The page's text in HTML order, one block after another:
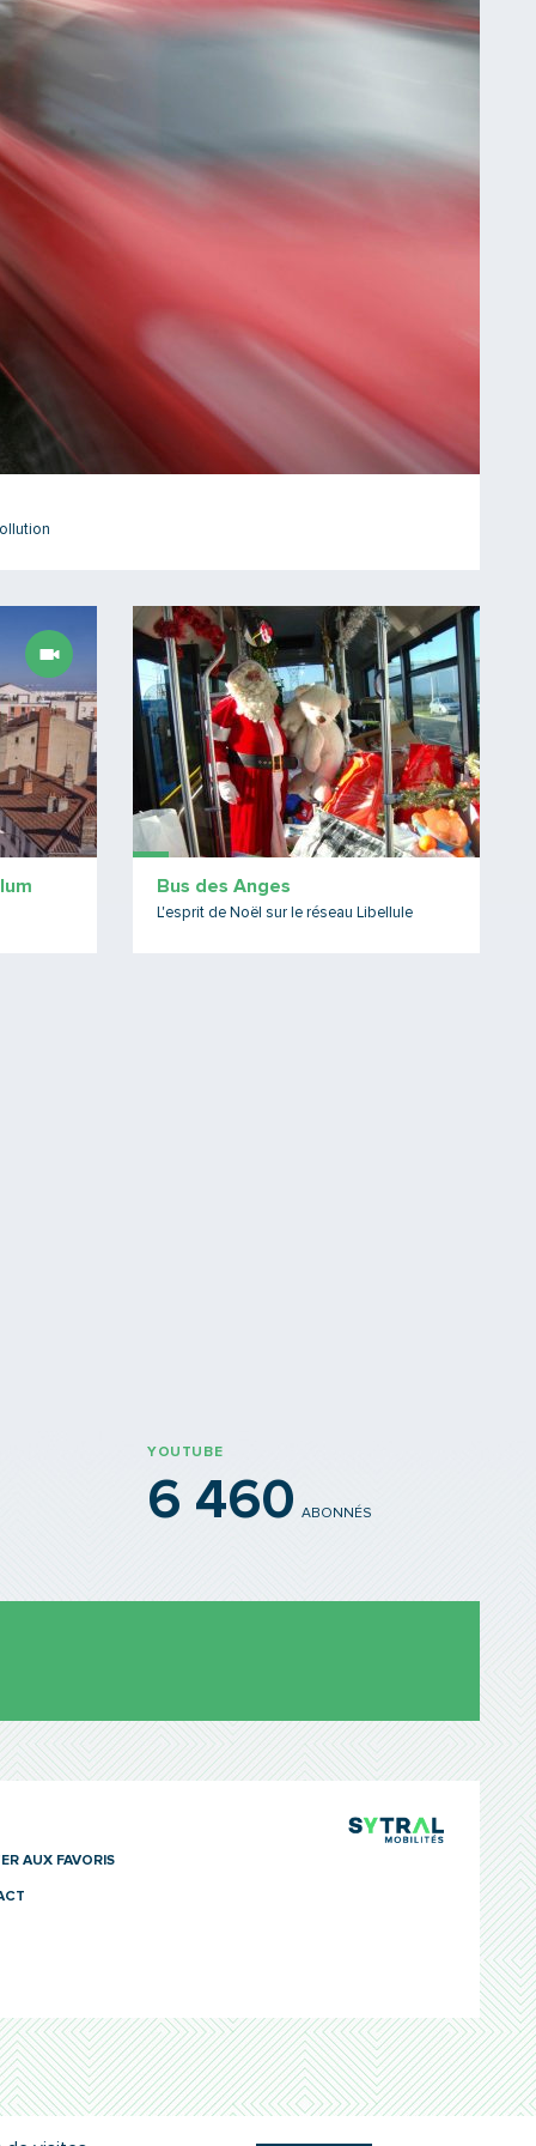
Lire la suite
Bus des Anges
L'esprit de Noël sur le réseau Libellule
YOUTUBE
6 460 ABONNÉS
AUX FAVORIS
TCL